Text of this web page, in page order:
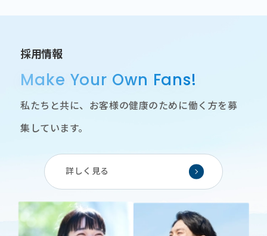
採用情報
Make Your Own Fans!
私たちと共に、お客様の健康のために働く方を募
集しています。
詳しく見る